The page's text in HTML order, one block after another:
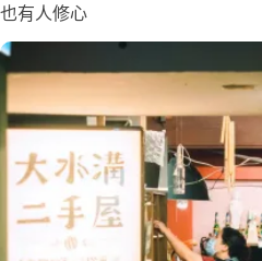
也有人修心